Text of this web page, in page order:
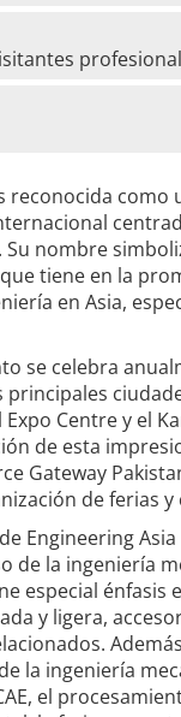
reconocida como
nombre
tiene en la
en Asia,
se celebra
Centre y el
de esta
Gateway
de ferias y
Engineering
de la ingeniería
especial énfasis
y ligera,
la ingeniería
el